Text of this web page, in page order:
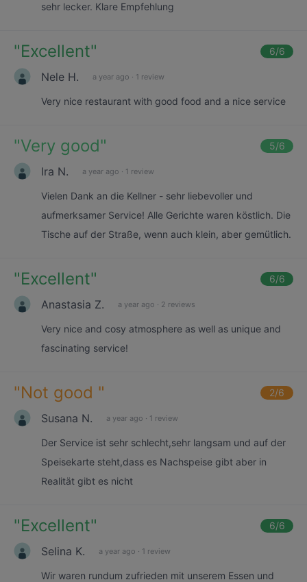
sehr lecker. Klare Empfehlung
"Excellent" 6/6
Nele H. a year ago · 1 review
Very nice restaurant with good food and a nice service
"Very good" 5/6
Ira N. a year ago · 1 review
Vielen Dank an die Kellner - sehr liebevoller und
aufmerksamer Service! Alle Gerichte waren köstlich. Die
Tische auf der Straße, wenn auch klein, aber gemütlich.
"Excellent" 6/6
Anastasia Z. a year ago · 2 reviews
Very nice and cosy atmosphere as well as unique and
fascinating service!
"Not good " 2/6
Susana N. a year ago · 1 review
Der Service ist sehr schlecht,sehr langsam und auf der
Speisekarte steht,dass es Nachspeise gibt aber in
Realität gibt es nicht
"Excellent" 6/6
Selina K. a year ago · 1 review
Wir waren rundum zufrieden mit unserem Essen und